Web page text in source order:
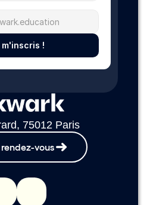
m'inscris !
75012 Paris
vous